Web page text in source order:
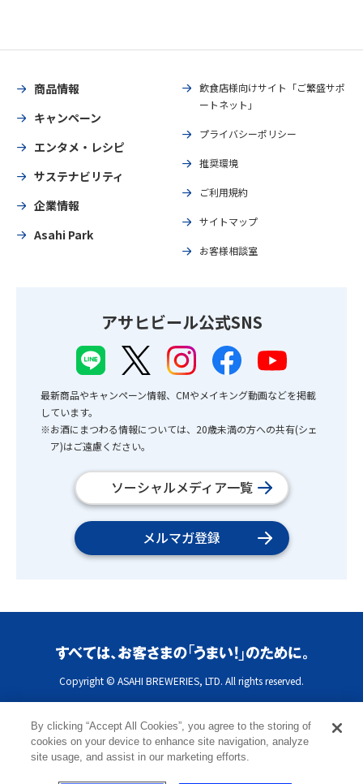
商品情報
キャンペーン
エンタメ・レシピ
サステナビリティ
企業情報
Asahi Park
飲食店様向けサイト「ご繁盛サポ
ートネット」
プライバシーポリシー
推奨環境
ご利用規約
サイトマップ
お客様相談室
アサヒビール公式SNS
最新商品やキャンペーン情報、CMやメイキング動画などを掲載
しています。
※お酒にまつわる情報については、20歳未満の方への共有(シェ
ア)はご遠慮ください。
ソーシャルメディア一覧
メルマガ登録
Copyright © ASAHI BREWERIES, LTD. All rights reserved.
By clicking “Accept All Cookies”, you agree to the storing of
cookies on your device to enhance site navigation, analyze
site usage, and assist in our marketing efforts.